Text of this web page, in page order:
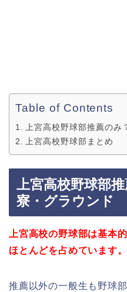
Table of Contents
上宮高校野球部推薦のみ
上宮高校野球部まとめ
上宮高校野球部
寮・グラウンド
上宮高校の野球部は基本
ほとんどを占めています。
推薦以外の一般生も野球